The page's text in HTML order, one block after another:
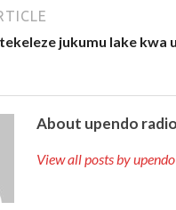
jukumu lake kwa
About upendo radio
View all posts by